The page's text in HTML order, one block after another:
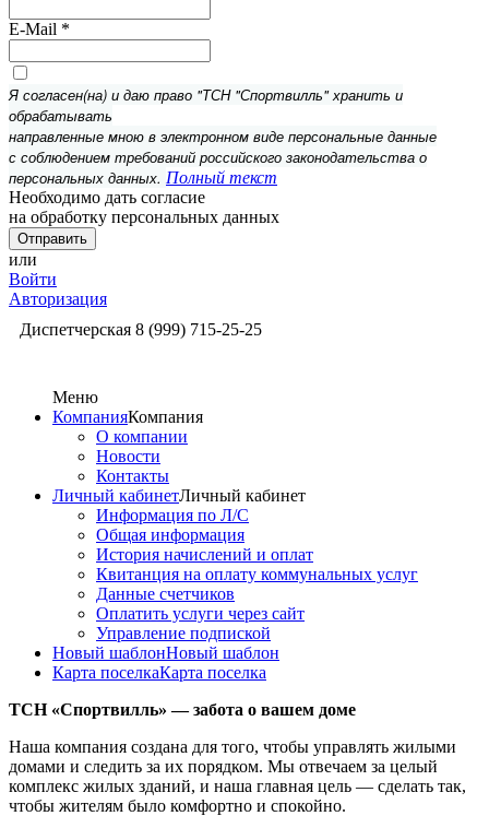
E-Mail *
Я согласен(на) и даю право "ТСН "Спортвилль" хранить и
обрабатывать
направленные мною в электронном виде персональные данные
с соблюдением требований российского законодательства о
персональных данных. Полный текст
Необходимо дать согласие
на обработку персональных данных
или
Войти
Авторизация
Диспетчерская 8 (999) 715-25-25
Меню
КомпанияКомпания
О компании
Новости
Контакты
Личный кабинетЛичный кабинет
Информация по Л/С
Общая информация
История начислений и оплат
Квитанция на оплату коммунальных услуг
Данные счетчиков
Оплатить услуги через сайт
Управление подпиской
Новый шаблонНовый шаблон
Карта поселкаКарта поселка
ТСН «Спортвилль» — забота о вашем доме
Наша компания создана для того, чтобы управлять жилыми
домами и следить за их порядком. Мы отвечаем за целый
комплекс жилых зданий, и наша главная цель — сделать так,
чтобы жителям было комфортно и спокойно.